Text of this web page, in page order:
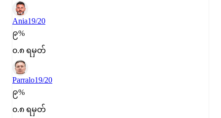
Ania19/20
၉%
၀.၈ ရမှတ်
Parralo19/20
၉%
၀.၈ ရမှတ်